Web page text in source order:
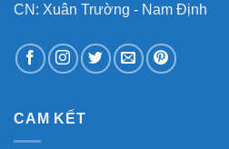
CN: Xuân Trường - Nam Định
CAM KẾT